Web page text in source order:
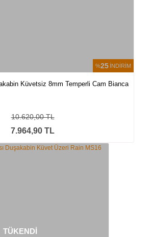
%25 İNDİRİM
Küvetsiz 8mm Temperli Cam Bianca
7.964,90 TL
10.620,00 TL
TÜKENDİ